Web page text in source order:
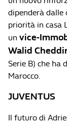
dipenderà dalle
priorità in casa
un vice-
Walid
Serie B) che ha
Marocco.
JUVENTUS
Il futuro di